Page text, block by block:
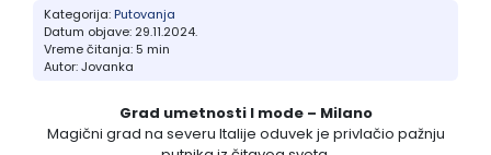
Kategorija:Putovanja
Datum objave: 29.11.2024.
Vreme čitanja:5 min
Autor:Jovanka
Grad umetnosti I mode – Milano
Magični grad na severu Italije oduvek je privlačio pažnju
Pefkohori- Glarokavos
Solunska regija
Ribarska Banja
Topola